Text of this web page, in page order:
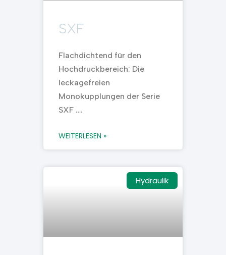
SXF
Flachdichtend für den
Hochdruckbereich: Die
leckagefreien
Monokupplungen der Serie
SXF ….
WEITERLESEN »
Hydraulik